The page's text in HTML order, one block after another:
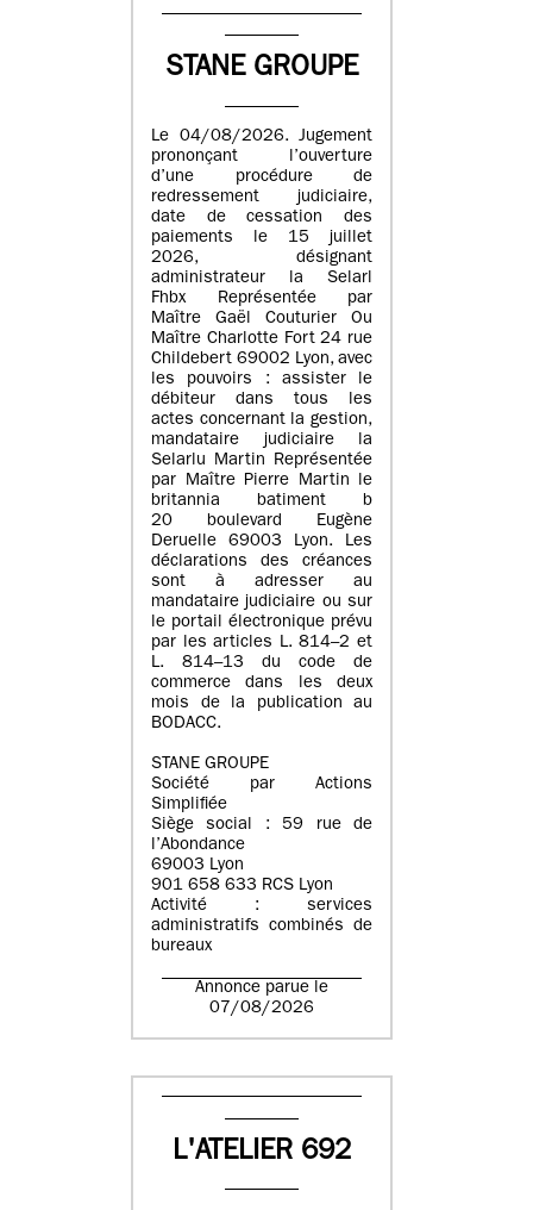
STANE GROUPE
Le 04/08/2026. Jugement
prononçant l’ouverture
d’une procédure de
redressement judiciaire,
date de cessation des
paiements le 15 juillet
2026, désignant
administrateur la Selarl
Fhbx Représentée par
Maître Gaël Couturier Ou
Maître Charlotte Fort 24 rue
Childebert 69002 Lyon, avec
les pouvoirs : assister le
débiteur dans tous les
actes concernant la gestion,
mandataire judiciaire la
Selarlu Martin Représentée
par Maître Pierre Martin le
britannia batiment b
20 boulevard Eugène
Deruelle 69003 Lyon. Les
déclarations des créances
sont à adresser au
mandataire judiciaire ou sur
le portail électronique prévu
par les articles L. 814–2 et
L. 814–13 du code de
commerce dans les deux
mois de la publication au
BODACC.
STANE GROUPE
Société par Actions
Simplifiée
Siège social : 59 rue de
l’Abondance
69003 Lyon
901 658 633 RCS Lyon
Activité : services
administratifs combinés de
bureaux
Annonce parue le
07/08/2026
L'ATELIER 692